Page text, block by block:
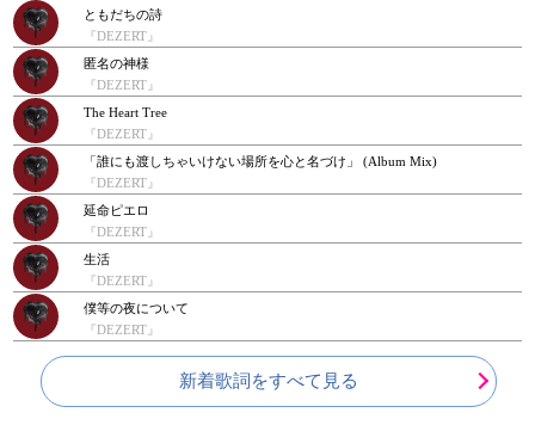
ともだちの詩
『DEZERT』
匿名の神様
『DEZERT』
The Heart Tree
『DEZERT』
「誰にも渡しちゃいけない場所を心と名づけ」 (Album Mix)
『DEZERT』
延命ピエロ
『DEZERT』
生活
『DEZERT』
僕等の夜について
『DEZERT』
新着歌詞をすべて見る